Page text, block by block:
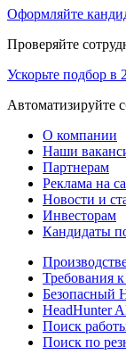
Оформляйте
Проверяйте
Ускорьте подбор в
Автоматизируйте
О компании
Наши
Партнерам
Реклама на
Новости и
Инвесторам
Кандидаты
Требования
Безопасный
HeadHunter
Поиск
Поиск по